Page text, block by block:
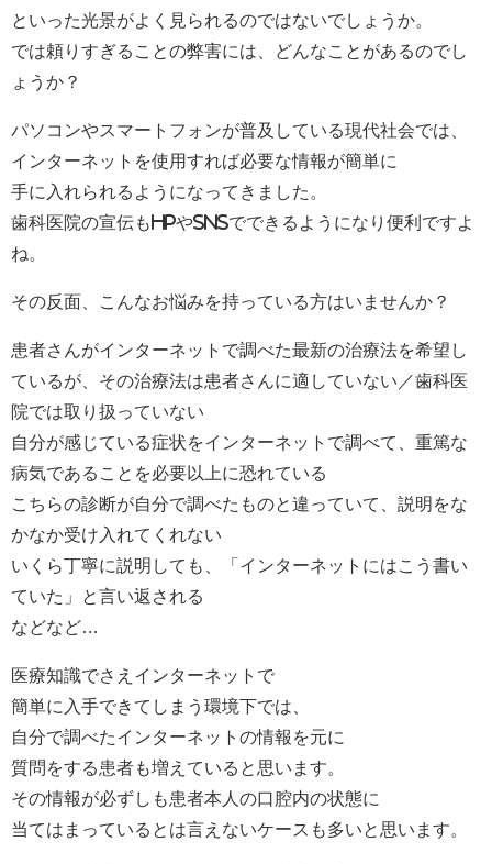
といった光景がよく見られるのではないでしょうか。
では頼りすぎることの弊害には、どんなことがあるのでし
ょうか？
パソコンやスマートフォンが普及している現代社会では、
インターネットを使用すれば必要な情報が簡単に
手に入れられるようになってきました。
歯科医院の宣伝もHPやSNSでできるようになり便利ですよ
ね。
その反面、こんなお悩みを持っている方はいませんか？
患者さんがインターネットで調べた最新の治療法を希望し
ているが、その治療法は患者さんに適していない／歯科医
院では取り扱っていない
自分が感じている症状をインターネットで調べて、重篤な
病気であることを必要以上に恐れている
こちらの診断が自分で調べたものと違っていて、説明をな
かなか受け入れてくれない
いくら丁寧に説明しても、「インターネットにはこう書い
ていた」と言い返される
などなど…
医療知識でさえインターネットで
簡単に入手できてしまう環境下では、
自分で調べたインターネットの情報を元に
質問をする患者も増えていると思います。
その情報が必ずしも患者本人の口腔内の状態に
当てはまっているとは言えないケースも多いと思います。